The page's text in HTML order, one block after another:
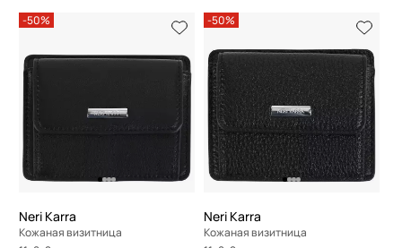
-50%
Neri Karra
Кожаная визитница
-50%
Neri Karra
Кожаная визитница